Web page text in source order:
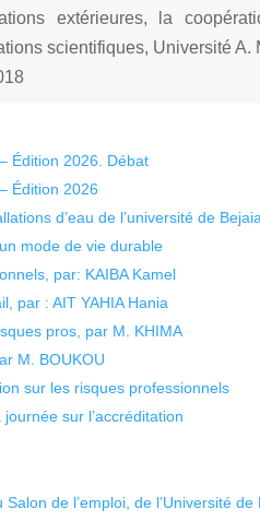
extérieures, la
scientifiques, Université A.
Édition 2026. Débat
Édition 2026
d’eau de l’université de
mode de vie durable
par: KAIBA Kamel
par : AIT YAHIA Hania
pros, par M. KHIMA
M. BOUKOU
sur les risques professionnels
sur l’accréditation
de l’emploi, de l’Université de